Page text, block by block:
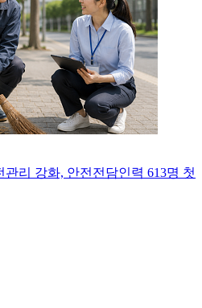
관리 강화, 안전전담인력 613명 첫